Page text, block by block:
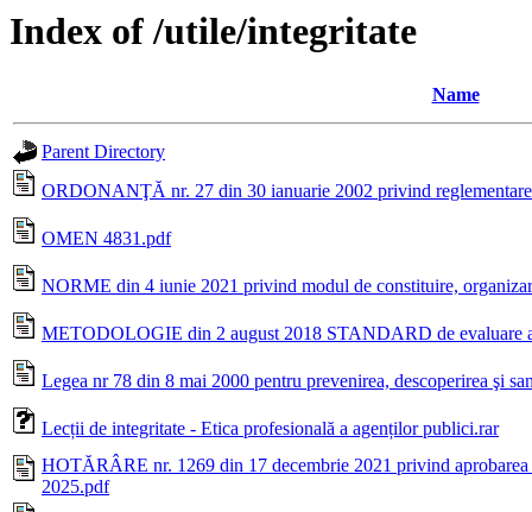
Index of /utile/integritate
Name
Parent Directory
ORDONANŢĂ nr. 27 din 30 ianuarie 2002 privind
OMEN 4831.pdf
NORME din 4 iunie 2021 privind modul de constituire,
METODOLOGIE din 2 august 2018 STANDARD de evaluare
Legea nr 78 din 8 mai 2000 pentru prevenirea, descoperirea şi
Lecții de integritate - Etica profesională a agenților publici.rar
HOTĂRÂRE nr. 1269 din 17 decembrie 2021 privind
2025.pdf